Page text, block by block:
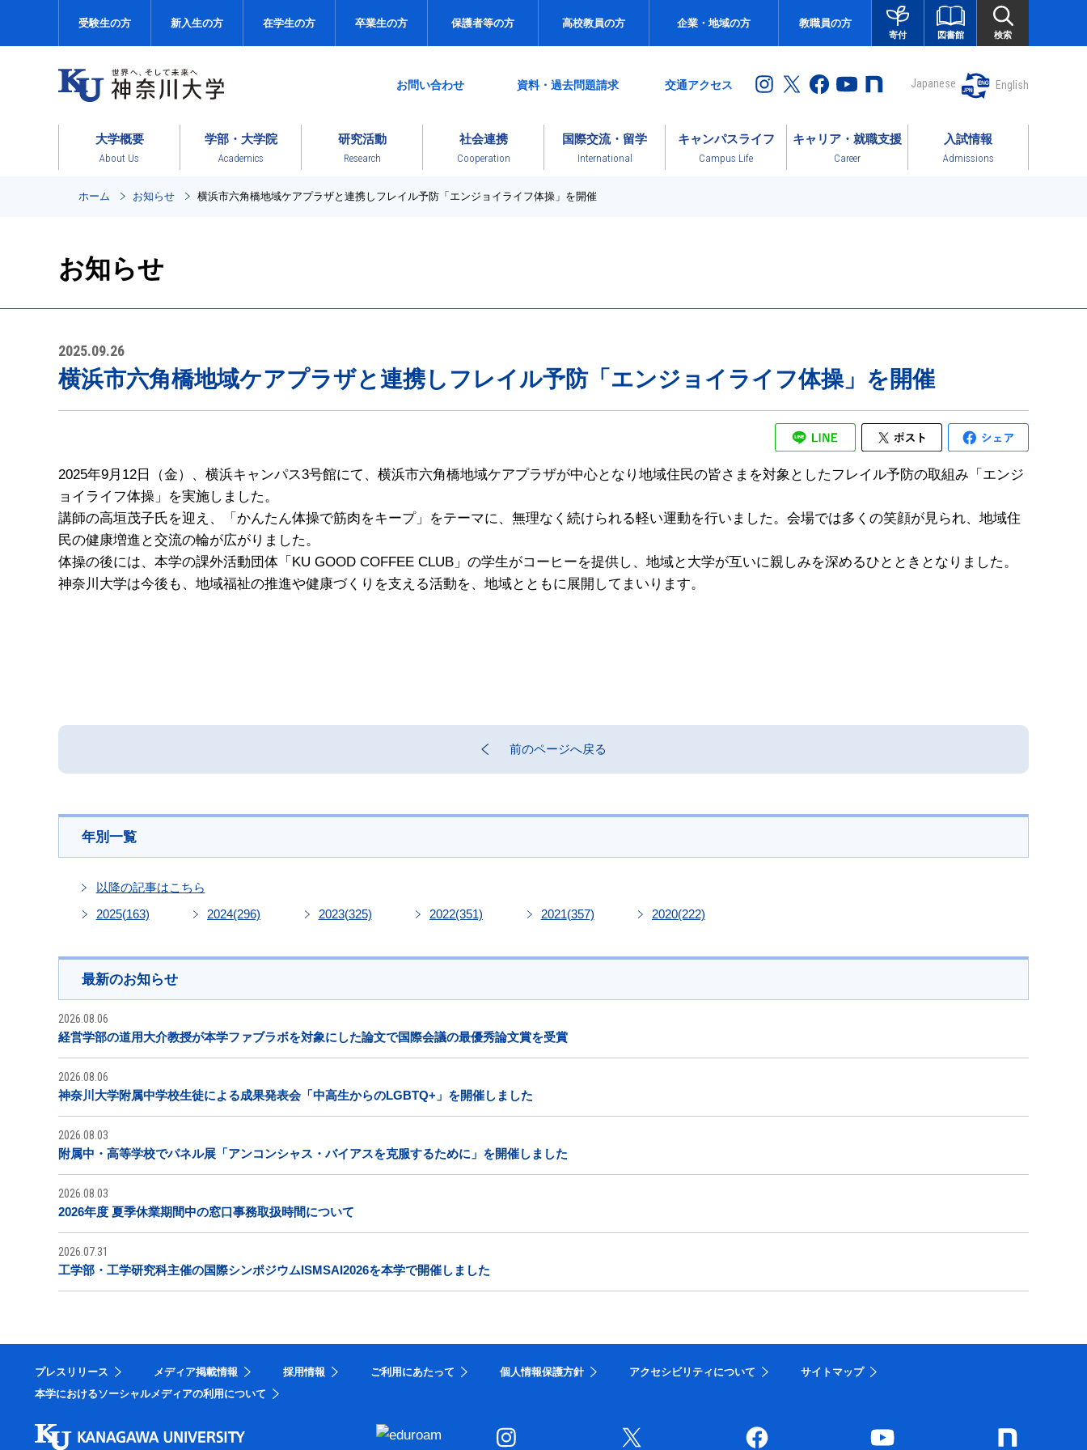
受験生の方 新入生の方 在学生の方 卒業生の方 保護者等の方 高校教員の方 企業・地域の方 教職員の方
寄付 図書館 検索
お問い合わせ 資料・過去問題請求 交通アクセス Japanese English
大学概要
About Us
学部・大学院
Academics
研究活動
Research
社会連携
Cooperation
国際交流・留学
International
キャンパスライフ
Campus Life
キャリア・就職支援
Career
入試情報
Admissions
ホーム お知らせ 横浜市六角橋地域ケアプラザと連携しフレイル予防「エンジョイライフ体操」を開催
お知らせ
2025.09.26
横浜市六角橋地域ケアプラザと連携しフレイル予防「エンジョイライフ体操」を開催
2025年9月12日（金）、横浜キャンパス3号館にて、横浜市六角橋地域ケアプラザが中心となり地域住民の皆さまを対象としたフレイル予防の取組み「エンジ
ョイライフ体操」を実施しました。
講師の高垣茂子氏を迎え、「かんたん体操で筋肉をキープ」をテーマに、無理なく続けられる軽い運動を行いました。会場では多くの笑顔が見られ、地域住
民の健康増進と交流の輪が広がりました。
体操の後には、本学の課外活動団体「KU GOOD COFFEE CLUB」の学生がコーヒーを提供し、地域と大学が互いに親しみを深めるひとときとなりました。
神奈川大学は今後も、地域福祉の推進や健康づくりを支える活動を、地域とともに展開してまいります。
前のページへ戻る
年別一覧
以降の記事はこちら
2025(163) 2024(296) 2023(325) 2022(351) 2021(357) 2020(222)
最新のお知らせ
2026.08.06
経営学部の道用大介教授が本学ファブラボを対象にした論文で国際会議の最優秀論文賞を受賞
2026.08.06
神奈川大学附属中学校生徒による成果発表会「中高生からのLGBTQ+」を開催しました
2026.08.03
附属中・高等学校でパネル展「アンコンシャス・バイアスを克服するために」を開催しました
2026.08.03
2026年度 夏季休業期間中の窓口事務取扱時間について
2026.07.31
工学部・工学研究科主催の国際シンポジウムISMSAI2026を本学で開催しました
プレスリリース メディア掲載情報 採用情報 ご利用にあたって 個人情報保護方針 アクセシビリティについて
サイトマップ
本学におけるソーシャルメディアの利用について